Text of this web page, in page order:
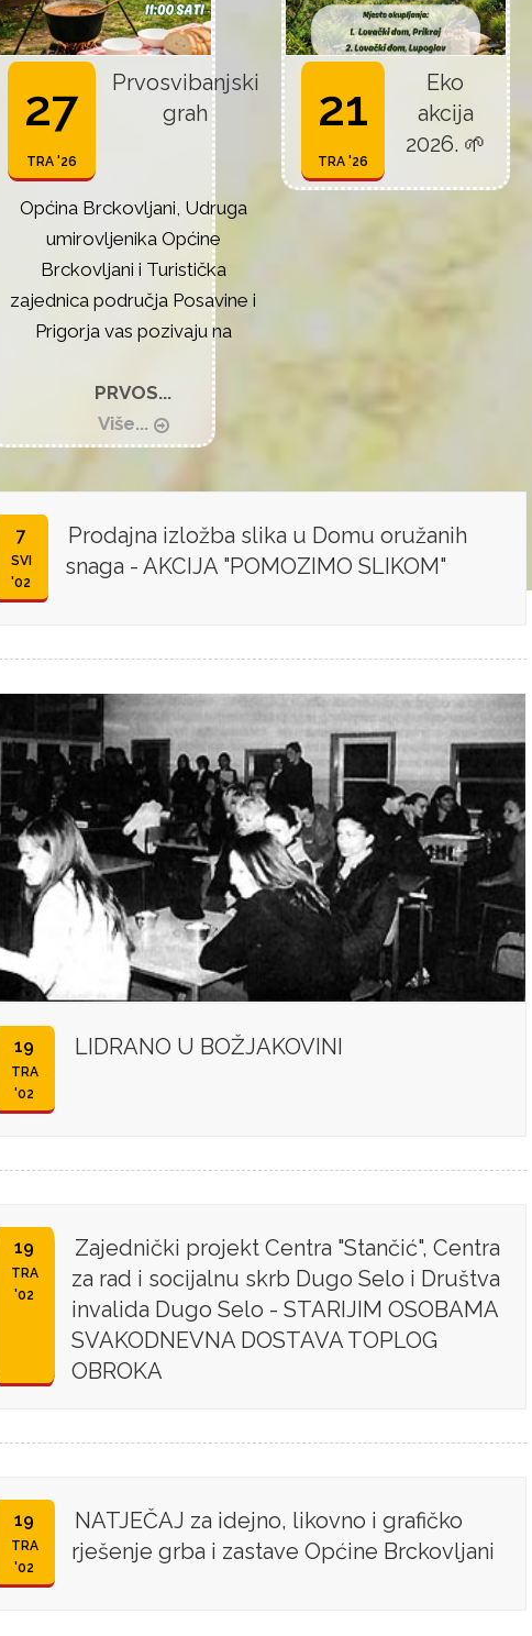
27
TRA '26
Prvosvibanjski
grah
Općina Brckovljani, Udruga
umirovljenika Općine
Brckovljani i Turistička
zajednica područja Posavine i
Prigorja vas pozivaju na
PRVOS...
Više...
21
TRA '26
Eko
akcija
2026. 🌱
7
SVI
'02
Prodajna izložba slika u Domu oružanih
snaga - AKCIJA "POMOZIMO SLIKOM"
19
TRA
'02
LIDRANO U BOŽJAKOVINI
19
TRA
'02
Zajednički projekt Centra "Stančić", Centra
za rad i socijalnu skrb Dugo Selo i Društva
invalida Dugo Selo - STARIJIM OSOBAMA
SVAKODNEVNA DOSTAVA TOPLOG
OBROKA
19
TRA
'02
NATJEČAJ za idejno, likovno i grafičko
rješenje grba i zastave Općine Brckovljani